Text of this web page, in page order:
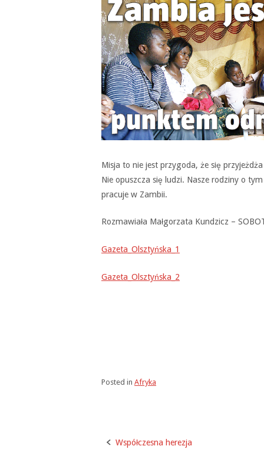
Misja to nie jest przygoda, że się
Nie opuszcza się ludzi. Nasze rodziny o
pracuje w Zambii.
Rozmawiała Małgorzata Kundzicz –
Gazeta_Olsztyńska_1
Gazeta_Olsztyńska_2
Posted in Afryka
Post
Współczesna herezja